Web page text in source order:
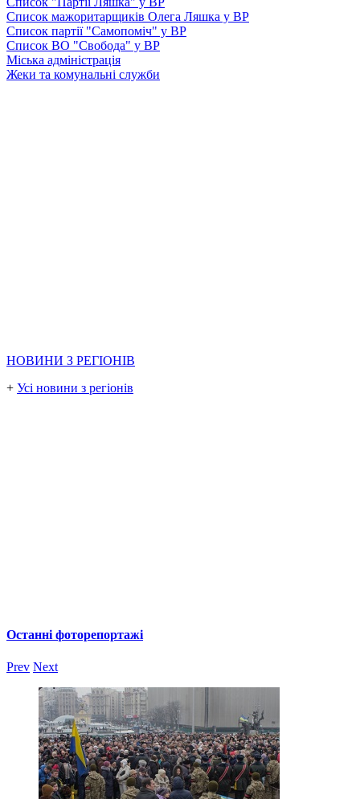
Список мажоритарщиків Олега Ляшка у ВР
Список партії "Самопоміч" у ВР
Список ВО "Свобода" у ВР
Міська адміністрація
Жеки та комунальні служби
НОВИНИ З РЕГІОНІВ
+ Усі новини з регіонів
Останні фоторепортажі
Prev Next